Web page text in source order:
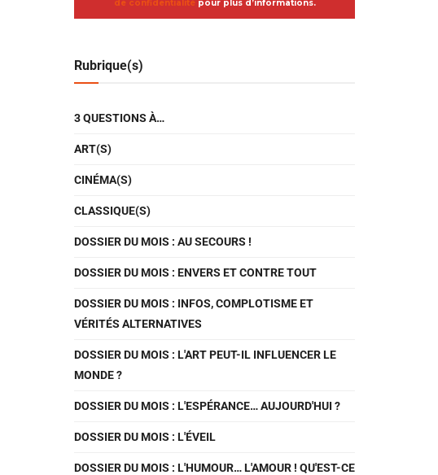
de confidentialité pour plus d’informations.
Rubrique(s)
3 QUESTIONS À…
ART(S)
CINÉMA(S)
CLASSIQUE(S)
DOSSIER DU MOIS : AU SECOURS !
DOSSIER DU MOIS : ENVERS ET CONTRE TOUT
DOSSIER DU MOIS : INFOS, COMPLOTISME ET
VÉRITÉS ALTERNATIVES
DOSSIER DU MOIS : L'ART PEUT-IL INFLUENCER LE
MONDE ?
DOSSIER DU MOIS : L'ESPÉRANCE… AUJOURD'HUI ?
DOSSIER DU MOIS : L'ÉVEIL
DOSSIER DU MOIS : L'HUMOUR… L'AMOUR ! QU'EST-CE